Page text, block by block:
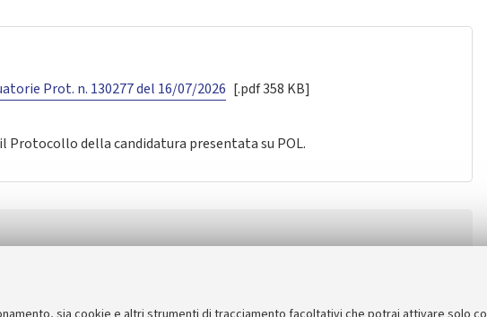
Prot. n. 130277 del 16/07/2026 [.pdf 358 KB]
della candidatura presentata su POL.